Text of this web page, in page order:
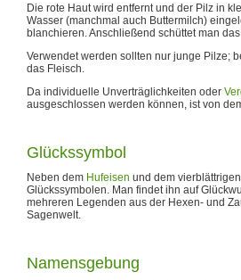
Die rote Haut wird entfernt und der Pilz in
Wasser (manchmal auch Buttermilch)
blanchieren. Anschließend schüttet man
Verwendet werden sollten nur junge Pilze;
das Fleisch.
Da individuelle Unverträglichkeiten oder
ausgeschlossen werden können, ist von
Glückssymbol
Neben dem Hufeisen und dem
Glückssymbolen. Man findet ihn auf
mehreren Legenden aus der Hexen- und
Sagenwelt.
Namensgebung